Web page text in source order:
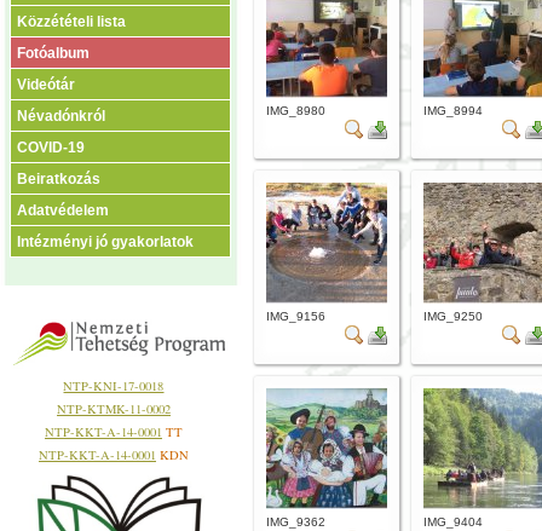
Közzétételi lista
Fotóalbum
Videótár
Névadónkról
COVID-19
Beiratkozás
Adatvédelem
Intézményi jó gyakorlatok
NTP-KNI-17-0018
NTP-KTMK-11-0002
NTP-KKT-A-14-0001 TT
NTP-KKT-A-14-0001 KDN
IMG_8980 IMG_8994
IMG_9156 IMG_9250
IMG_9362 IMG_9404